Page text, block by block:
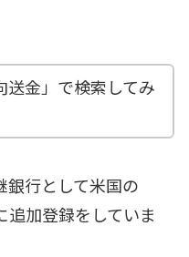
送金」で検索してみ
銀行として米国の
追加登録をしていま